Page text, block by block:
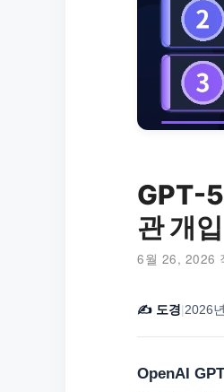
GPT-
관 개
6월 26, 2026
✍️ 도경|2026
OpenAI